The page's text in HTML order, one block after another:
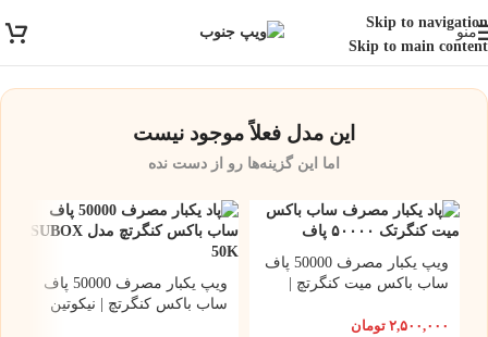
Skip to navigation
Skip to main content
پست و تیپاکس
منو
این مدل فعلاً موجود نیست
اما این گزینه‌ها رو از دست نده
ویپ یکبار مصرف 50000 پاف
ساب باکس میت کنگرتچ |
۲,۵۰۰,۰۰۰ تومان
ویپ یکبار مصرف 50000 پاف
ساب باکس کنگرتچ | نیکوتین